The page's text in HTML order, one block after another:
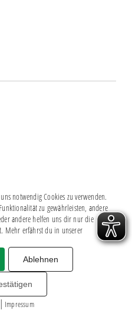
Datenschutz
© 2026
2.816
by3W
notwendig Cookies zu verwenden.
zu gewährleisten, andere
andere helfen uns dir nur die
Mehr erfährst du in unserer
Ablehnen
| Impressum